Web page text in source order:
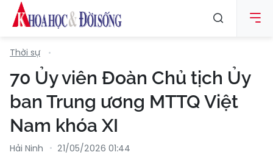
Thời sự
70 Ủy viên Đoàn Chủ tịch Ủy
ban Trung ương MTTQ Việt
Nam khóa XI
Hải Ninh 21/05/2026 01:44